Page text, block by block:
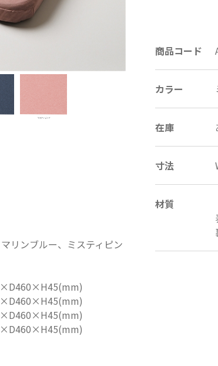
リンブルー、ミスティピン
商品コード
カラー
在庫
寸法
材質